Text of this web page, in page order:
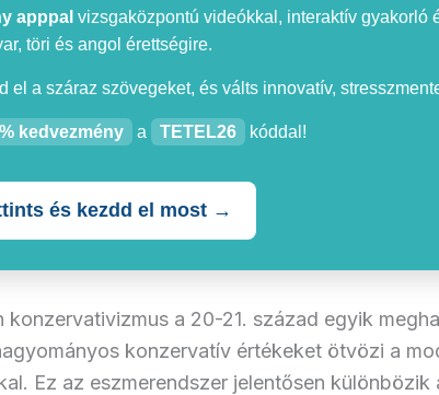
apppal vizsgaközpontú videókkal, interaktív gyakorló
töri és angol érettségire.
el a száraz szövegeket, és válts innovatív,
kedvezmény a TETEL26 kóddal!
és kezdd el most →
konzervativizmus a 20-21. század egyik
konzervatív értékeket ötvözi a
Ez az eszmerendszer jelentősen különbözik